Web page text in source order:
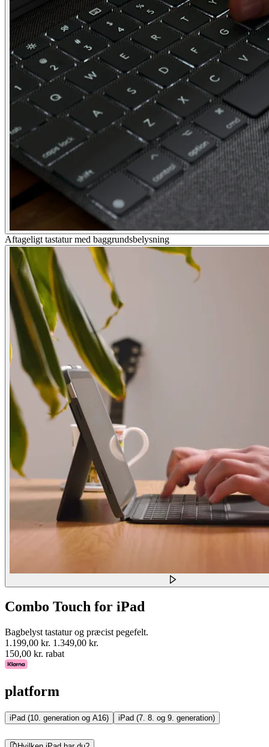
Aftageligt tastatur med baggrundsbelysning
Combo Touch for iPad
Bagbelyst tastatur og præcist pegefelt.
1.199,00 kr. 1.349,00 kr.
150,00 kr. rabat
platform
iPad (10. generation og A16) iPad (7. 8. og 9. generation)